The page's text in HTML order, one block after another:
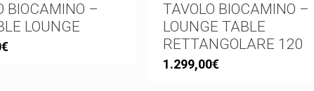
BIOCAMINO –
LOUNGE
€
TAVOLO BIOCAMINO –
LOUNGE TABLE
RETTANGOLARE 120
1.299,00€